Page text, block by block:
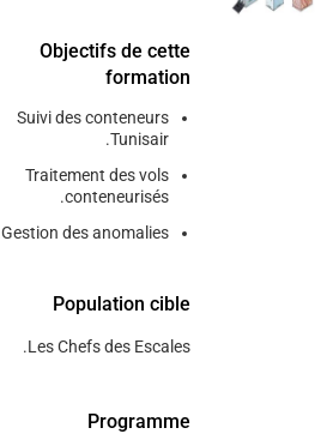
Objectifs de cette
formation
Suivi des conteneurs
Tunisair.
Traitement des vols
conteneurisés.
Gestion des anomalies.
Population cible
Les Chefs des Escales.
Programme